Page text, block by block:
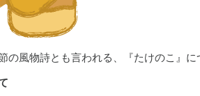
の風物詩とも言われる、『たけのこ』に